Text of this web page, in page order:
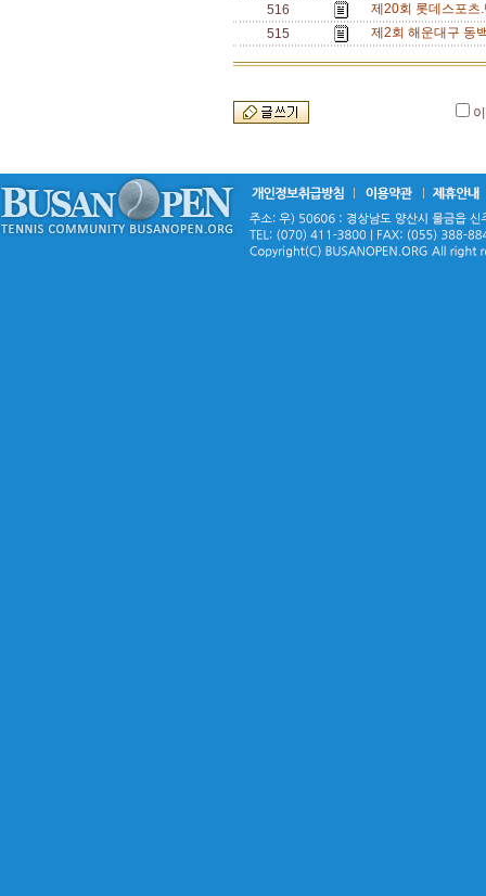
516
제20회 롯데스포
515
제2회 해운대구 동